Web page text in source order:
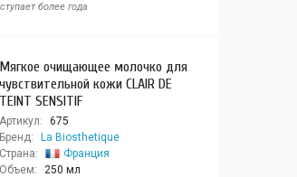
более года
Мягкое очищающее молочко для
чувствительной кожи CLAIR DE
TEINT SENSITIF
Артикул:
675
Бренд:
La Biosthetique
Страна:
Франция
Объем:
250 мл